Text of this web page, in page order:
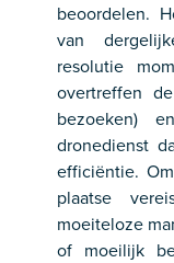
beoordelen.
van
resolutie
overtreffen
bezoeken)
dronedienst
efficiëntie.
plaatse
moeiteloze
of moeilijk